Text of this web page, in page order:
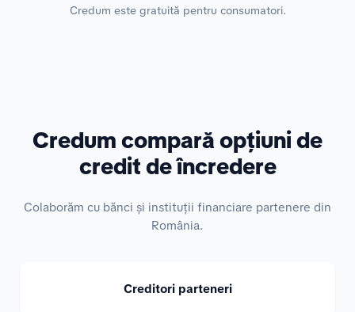
Credum este gratuită pentru consumatori.
Credum compară opțiuni de
credit de încredere
Colaborăm cu bănci și instituții financiare partenere din
România.
Creditori parteneri